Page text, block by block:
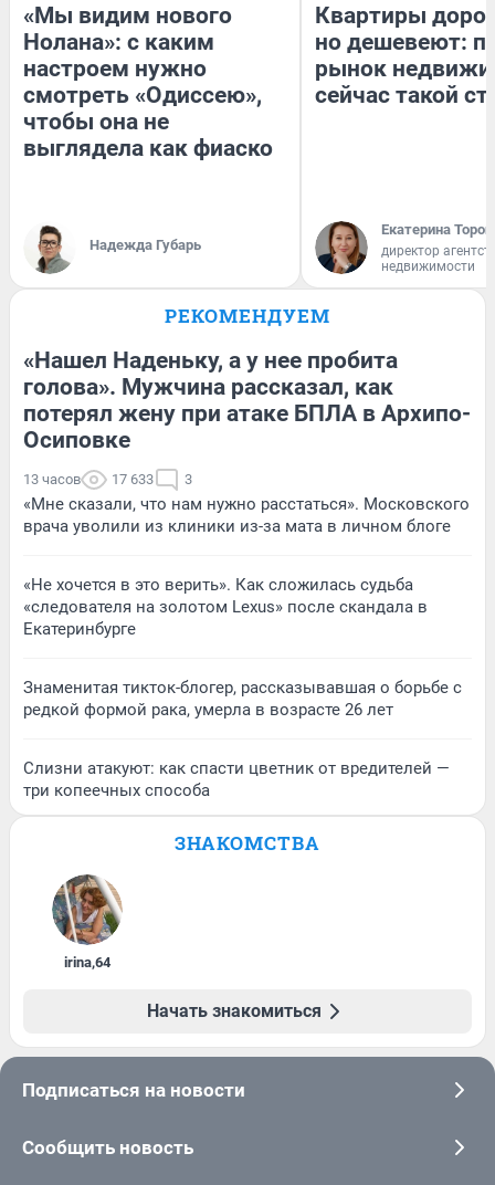
«Мы видим нового
Нолана»: с каким
настроем нужно
смотреть «Одиссею»,
чтобы она не
выглядела как фиаско
Надежда Губарь
Квартиры
но дешевеют:
рынок
сейчас такой
Екатерина
директор
недвижимости
РЕКОМЕНДУЕМ
«Нашел Наденьку, а у нее пробита
голова». Мужчина рассказал, как
потерял жену при атаке БПЛА в Архипо-
Осиповке
13 часов 17 633 3
«Мне сказали, что нам нужно расстаться». Московского
врача уволили из клиники из-за мата в личном блоге
«Не хочется в это верить». Как сложилась судьба
«следователя на золотом Lexus» после скандала в
Екатеринбурге
Знаменитая тикток-блогер, рассказывавшая о борьбе с
редкой формой рака, умерла в возрасте 26 лет
Слизни атакуют: как спасти цветник от вредителей —
три копеечных способа
ЗНАКОМСТВА
irina,64
Начать знакомиться
Подписаться на новости
Сообщить новость